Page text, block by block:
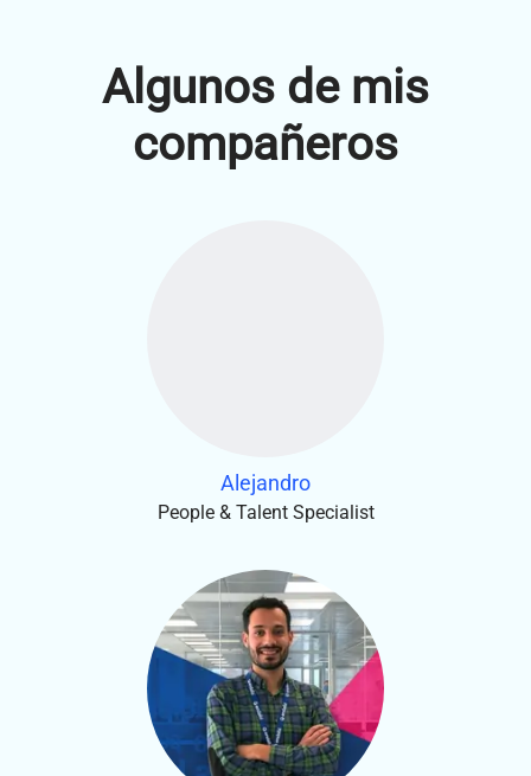
Algunos de mis
compañeros
Alejandro
People & Talent Specialist